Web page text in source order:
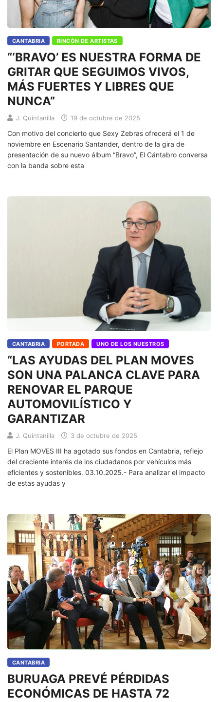
CANTABRIA RINCÓN DE ARTISTAS
“‘BRAVO’ ES NUESTRA FORMA DE
GRITAR QUE SEGUIMOS VIVOS,
MÁS FUERTES Y LIBRES QUE
NUNCA”
J. Quintanilla 19 de octubre de 2025
Con motivo del concierto que Sexy Zebras ofrecerá el 1 de
noviembre en Escenario Santander, dentro de la gira de
presentación de su nuevo álbum “Bravo”, El Cántabro conversa
con la banda sobre esta
CANTABRIA PORTADA UNO DE LOS NUESTROS
“LAS AYUDAS DEL PLAN MOVES
SON UNA PALANCA CLAVE PARA
RENOVAR EL PARQUE
AUTOMOVILÍSTICO Y
GARANTIZAR
J. Quintanilla 3 de octubre de 2025
El Plan MOVES III ha agotado sus fondos en Cantabria, reflejo
del creciente interés de los ciudadanos por vehículos más
eficientes y sostenibles. 03.10.2025.- Para analizar el impacto
de estas ayudas y
CANTABRIA
BURUAGA PREVÉ PÉRDIDAS
ECONÓMICAS DE HASTA 72